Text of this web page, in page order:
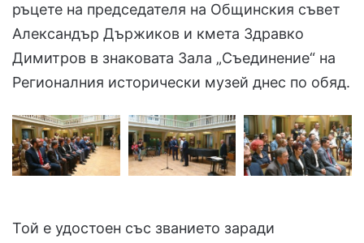
ръцете на председателя на Общинския съвет
Александър Държиков и кмета Здравко
Димитров в знаковата Зала „Съединение“ на
Регионалния исторически музей днес по обяд.
Той е удостоен със званието заради